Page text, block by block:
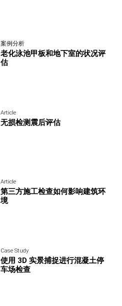
案例分析
老化泳池甲板和地下室的状况评
估
Article
无损检测震后评估
Article
第三方施工检查如何影响建筑环
境
Case Study
使用 3D 实景捕捉进行混凝土停
车场检查